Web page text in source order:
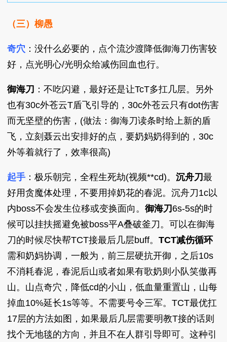
（三）柳愚
奇穴 ：没什么必要的，点个流沙渡降低御海刀伤害较
好，点光明心/光明众给减伤回血也行。
御海刀 ：不吃闪避，最好还是让TcT多扛几层。另外
也有30c外苍云T盾飞引导的，30c外苍云只有dot伤害
而无坚壁的伤害，(做法：御海刀读条时给上新的盾
飞，立刻聂云出安排好的点，要奶妈奶得到的，30c
外等着就行了，效率很高)
起手 ：极乐朝完，全程生死劫(视频**cd)。沉舟刀最
好用贪魔体处理，不要用掉奶花的春泥。沉舟刀1c以
内boss不会发生位移或变换面向。御海刀 6s-5s的时
候可以挂扶摇避免被boss平A叠破釜刀。可以在御海
刀的时候尽快帮TCT接最后几层buff。TCT减伤循环
需和奶妈协调，一般为，前三层硬抗开御，之后10s
不消耗春泥，春泥后山或者如果有歌奶则小队笑傲再
山。山点奇穴，降低cd的小山，低血量重置山，山每
掉血10%延长1s等等。不需要号令三军。TCT最优扛
17层的方法如图，如果最后几层需要明教T接的话则
找个无地毯的方向，并且不在人群引导即可。这种引